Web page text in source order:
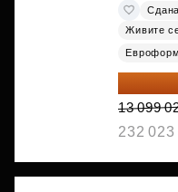
Сдана
Живите
10 348
13 099
232 023